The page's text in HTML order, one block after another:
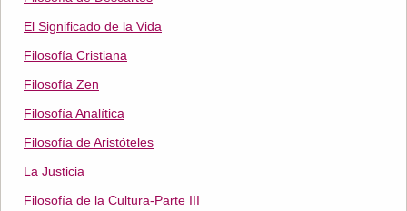
El Significado de la Vida
Filosofía Cristiana
Filosofía Zen
Filosofía Analítica
Filosofía de Aristóteles
La Justicia
Filosofía de la Cultura-Parte III